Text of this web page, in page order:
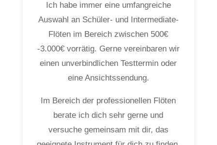
Ich habe immer eine umfangreiche
Auswahl an Schüler- und Intermediate-
Flöten im Bereich zwischen 500€
-3.000€ vorrätig. Gerne vereinbaren wir
einen unverbindlichen Testtermin oder
eine Ansichtssendung.
Im Bereich der professionellen Flöten
berate ich dich sehr gerne und
versuche gemeinsam mit dir, das